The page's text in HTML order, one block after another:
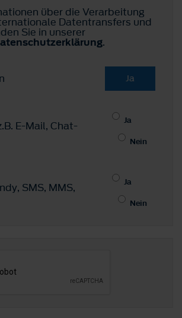
über die Verarbeitung
Datentransfers und
Sie in unserer
.
Ja
E-Mail, Chat- Ja
Nein
SMS, MMS, Ja
Nein